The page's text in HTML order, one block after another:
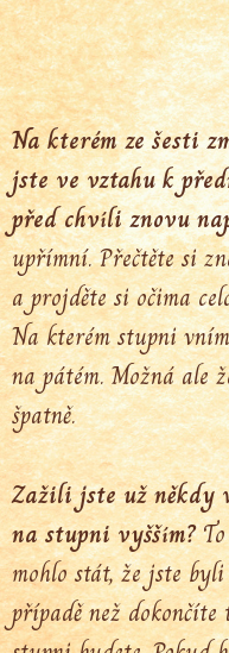
Na kterém ze šesti
jste ve vztahu k
před chvíli znovu
upřímní. Přečtěte si
a projděte si očima
Na kterém stupni
na pátém. Možná ale
špatně.
Zažili jste už někdy
na stupni vyšším?To
mohlo stát, že jste
případě než dokončíte